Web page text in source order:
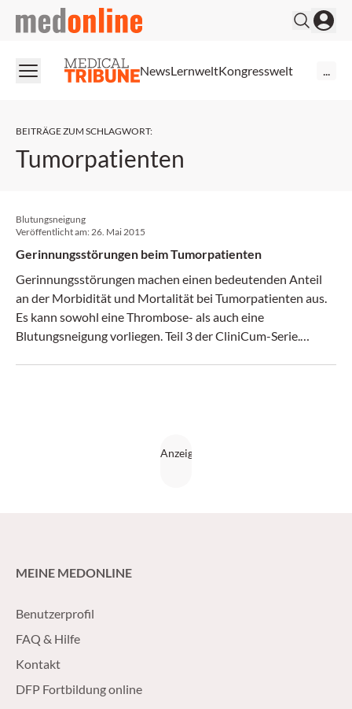
medonline
NewsLernweltKongresswelt
BEITRÄGE ZUM SCHLAGWORT:
Tumorpatienten
Blutungsneigung
Veröffentlicht am:26. Mai 2015
Gerinnungsstörungen beim Tumorpatienten
Gerinnungsstörungen machen einen bedeutenden Anteil
an der Morbidität und Mortalität bei Tumorpatienten aus.
Es kann sowohl eine Thrombose- als auch eine
Blutungsneigung vorliegen. Teil 3 der CliniCum-Serie.
MEINE MEDONLINE
Benutzerprofil
FAQ & Hilfe
Kontakt
DFP Fortbildung online